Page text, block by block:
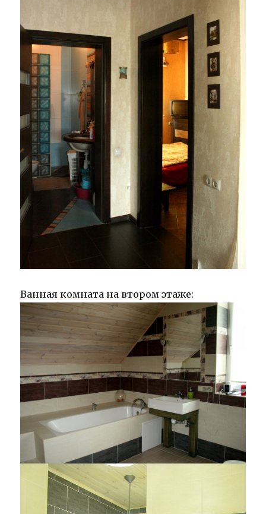
Ванная комната на втором этаже: